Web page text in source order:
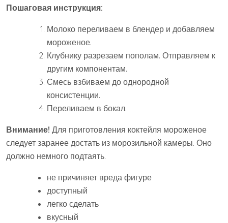
Пошаговая инструкция:
Молоко переливаем в блендер и добавляем
мороженое.
Клубнику разрезаем пополам. Отправляем к
другим компонентам.
Смесь взбиваем до однородной
консистенции.
Переливаем в бокал.
Внимание! Для приготовления коктейля мороженое
следует заранее достать из морозильной камеры. Оно
должно немного подтаять.
не причиняет вреда фигуре
доступный
легко сделать
вкусный